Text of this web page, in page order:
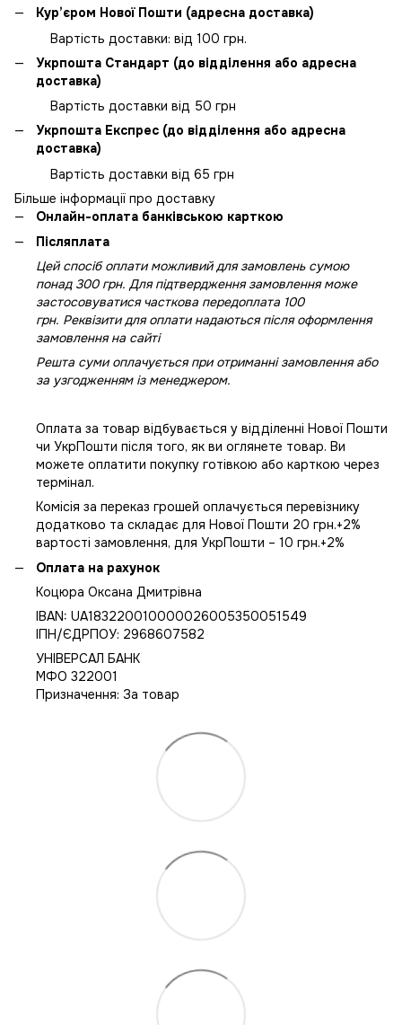
Кур’єром Нової Пошти (адресна доставка)
Вартість доставки: від 100 грн.
Укрпошта Стандарт (до відділення або адресна
доставка)
Вартість доставки від 50 грн
Укрпошта Експрес (до відділення або адресна
доставка)
Вартість доставки від 65 грн
Більше інформації про доставку
Онлайн-оплата банківською карткою
Післяплата
Цей спосіб оплати можливий для замовлень сумою
понад 300 грн. Для підтвердження замовлення може
застосовуватися часткова передоплата 100
грн. Реквізити для оплати надаються після оформлення
замовлення на сайті
Решта суми оплачується при отриманні замовлення або
за узгодженням із менеджером.
Оплата за товар відбувається у відділенні Нової Пошти
чи УкрПошти після того, як ви оглянете товар. Ви
можете оплатити покупку готівкою або карткою через
термінал.
Комісія за переказ грошей оплачується перевізнику
додатково та складає для Нової Пошти 20 грн.+2%
вартості замовлення, для УкрПошти – 10 грн.+2%
Оплата на рахунок
Коцюра Оксана Дмитрівна
IBAN: UA183220010000026005350051549
IПН/ЄДРПОУ: 2968607582
УНІВЕРСАЛ БАНК
МФО 322001
Призначення: За товар